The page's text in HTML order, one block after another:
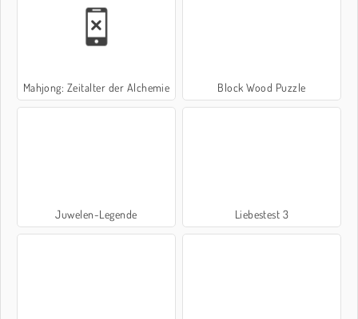
Mahjong: Zeitalter der Alchemie Block Wood Puzzle
Juwelen-Legende Liebestest 3